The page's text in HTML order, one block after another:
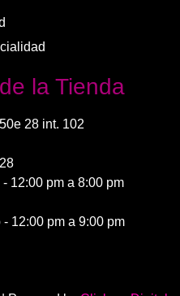
la Tienda
28 int. 102
12:00 pm a 8:00 pm
12:00 pm a 9:00 pm